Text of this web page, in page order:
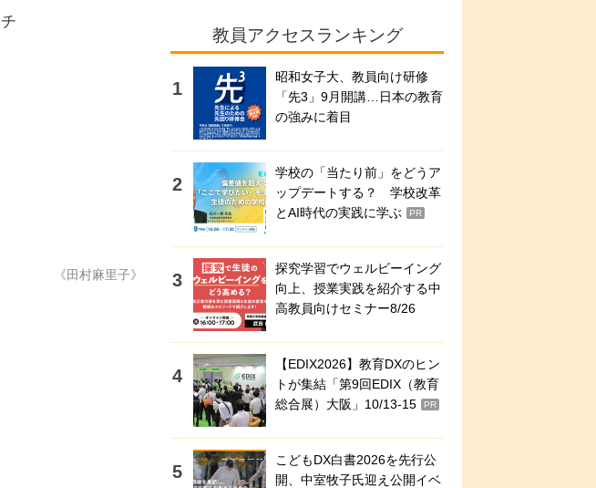
《田村麻里子》
教員アクセスランキング
昭和女子大、教員向け研修
「先3」9月開講…日本の教育
の強みに着目
学校の「当たり前」をどうア
ップデートする？ 学校改革
とAI時代の実践に学ぶ
PR
探究学習でウェルビーイング
向上、授業実践を紹介する中
高教員向けセミナー8/26
【EDIX2026】教育DXのヒン
トが集結「第9回EDIX（教育
総合展）大阪」10/13-15
PR
こどもDX白書2026を先行公
開、中室牧子氏迎え公開イベ